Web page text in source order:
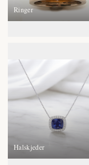
Ringer
Halskjeder